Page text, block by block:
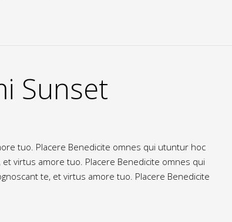
Sunset
tuo. Placere Benedicite omnes qui utuntur hoc
virtus amore tuo. Placere Benedicite omnes qui
te, et virtus amore tuo. Placere Benedicite